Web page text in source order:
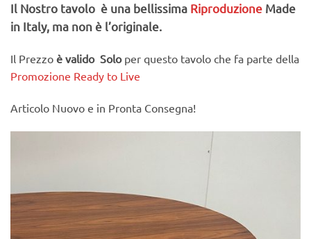
Il Nostro tavolo è una bellissima Riproduzione Made
in Italy, ma non è l’originale.
Il Prezzo è valido Soloper questo tavolo che fa parte della
Promozione Ready to Live
Articolo Nuovo e in Pronta Consegna!